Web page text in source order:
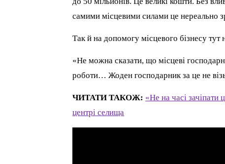
самими місцевими силами це нереально
Так й на допомогу місцевого бізнесу тут
«Не можна сказати, що місцеві
роботи… Жоден господарник за це не
ЧИТАТИ ТАКОЖ: «Не на часі зачіпати
центрі селища